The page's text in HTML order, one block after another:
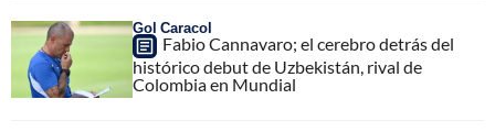
Gol Caracol
Fabio Cannavaro; el cerebro detrás del
histórico debut de Uzbekistán, rival de
Colombia en Mundial